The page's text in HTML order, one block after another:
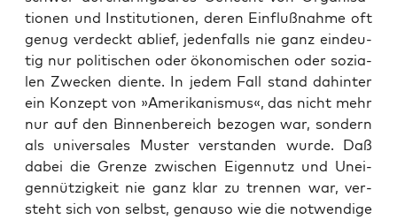
tio­nen und Insti­tu­tio­nen, deren Ein­fluß­nah­me oft
genug ver­deckt ablief, jeden­falls nie ganz ein­deu­
tig nur poli­ti­schen oder öko­no­mi­schen oder sozia­
len Zwe­cken dien­te. In jedem Fall stand dahin­ter
ein Kon­zept von »Ame­ri­ka­nis­mus«, das nicht mehr
nur auf den Bin­nen­be­reich bezo­gen war, son­dern
als uni­ver­sa­les Mus­ter ver­stan­den wur­de. Daß
dabei die Gren­ze zwi­schen Eigen­nutz und Unei­
gen­nüt­zig­keit nie ganz klar zu tren­nen war, ver­
steht sich von selbst, genau­so wie die not­wen­di­ge